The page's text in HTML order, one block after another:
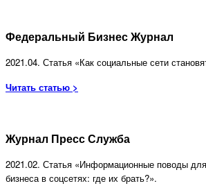
Федеральный Бизнес Журнал
2021.04. Статья «Как социальные сети
Читать статью >
Журнал Пресс Служба
2021.02. Статья «Информационные поводы
бизнеса в соцсетях: где их брать?».